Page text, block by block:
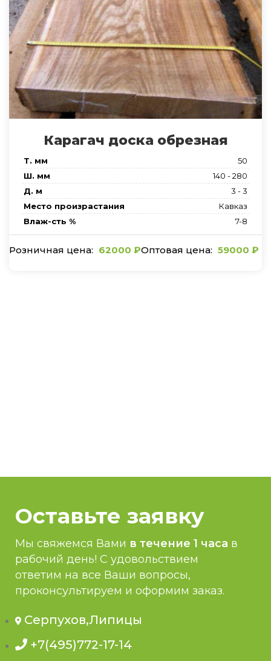
Карагач доска обрезная
Т. мм
50
Ш. мм
140 - 280
Д. м
3 - 3
Место произрастания
Кавказ
Влаж-сть %
7-8
62000 ₽ 59000 ₽
Оставьте заявку
Мы свяжемся Вами в течение 1 часа в
рабочий день! С удовольствием
ответим на все Ваши вопросы,
проконсультируем и оформим заказ.
Серпухов,Липицы
+7(495)772-17-14